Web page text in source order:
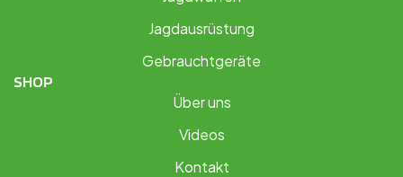
Jagdausrüstung
Gebrauchtgeräte
SHOP
Über uns
Videos
Kontakt